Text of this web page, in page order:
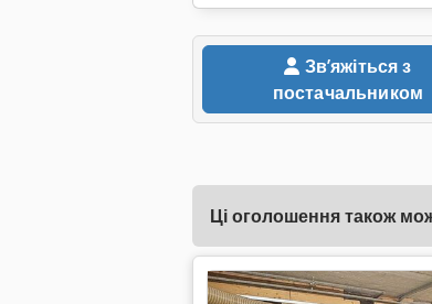
постачальником
Ці оголошення також